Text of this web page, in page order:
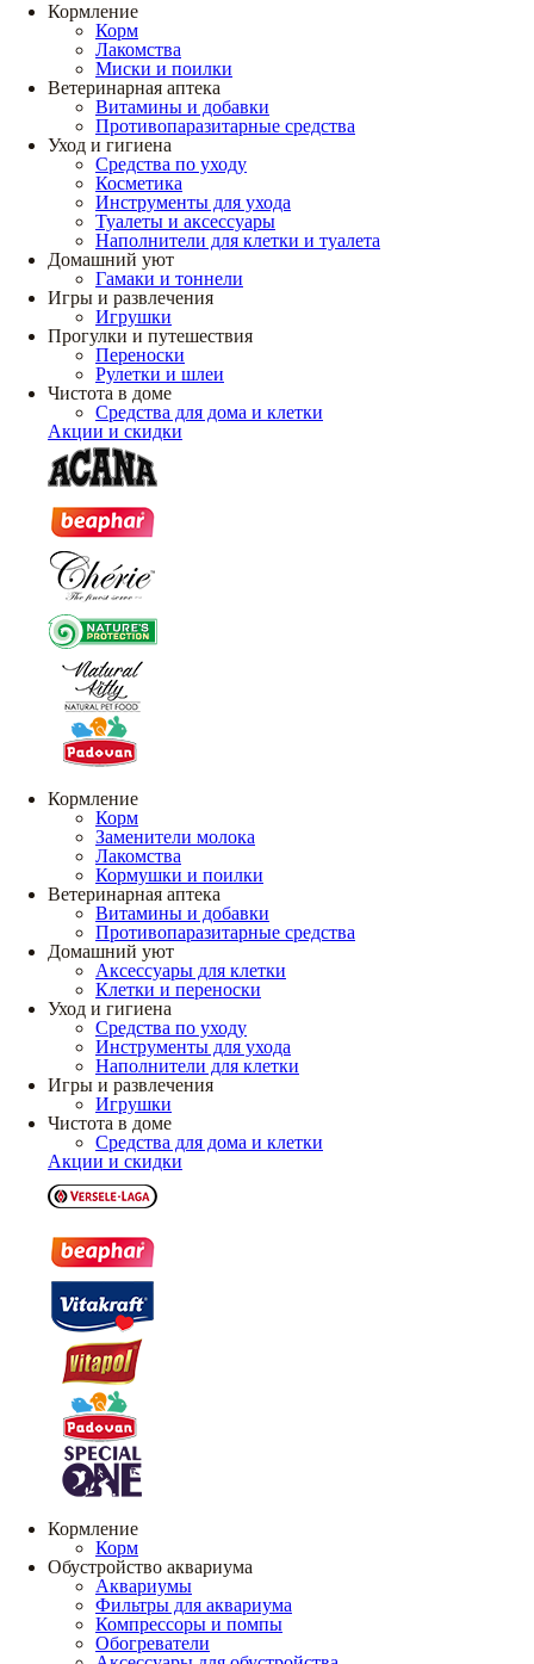
Кормление
Корм
Лакомства
Миски и поилки
Ветеринарная аптека
Витамины и добавки
Противопаразитарные средства
Уход и гигиена
Средства по уходу
Косметика
Инструменты для ухода
Туалеты и аксессуары
Наполнители для клетки и туалета
Домашний уют
Гамаки и тоннели
Игры и развлечения
Игрушки
Прогулки и путешествия
Переноски
Рулетки и шлеи
Чистота в доме
Средства для дома и клетки
Акции и скидки
Кормление
Корм
Заменители молока
Лакомства
Кормушки и поилки
Ветеринарная аптека
Витамины и добавки
Противопаразитарные средства
Домашний уют
Аксессуары для клетки
Клетки и переноски
Уход и гигиена
Средства по уходу
Инструменты для ухода
Наполнители для клетки
Игры и развлечения
Игрушки
Чистота в доме
Средства для дома и клетки
Акции и скидки
Кормление
Корм
Обустройство аквариума
Аквариумы
Фильтры для аквариума
Компрессоры и помпы
Обогреватели